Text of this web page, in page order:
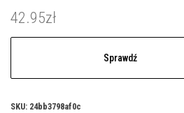
42.95zł
Sprawdź
SKU: 24bb3798af0c